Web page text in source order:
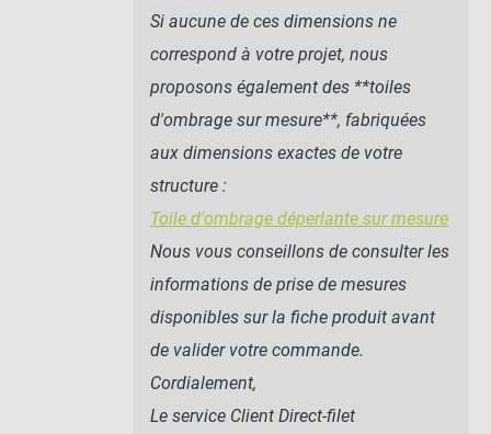
Si aucune de ces dimensions ne
correspond à votre projet, nous
proposons également des **toiles
d'ombrage sur mesure**, fabriquées
aux dimensions exactes de votre
structure :
Toile d'ombrage déperlante sur mesure
Nous vous conseillons de consulter les
informations de prise de mesures
disponibles sur la fiche produit avant
de valider votre commande.
Cordialement,
Le service Client Direct-filet